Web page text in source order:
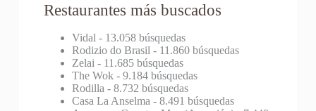
Restaurantes más buscados
Vidal - 13.058 búsquedas
Rodizio do Brasil - 11.860 búsquedas
Zelai - 11.685 búsquedas
The Wok- 9.184 búsquedas
Rodilla - 8.732 búsquedas
Casa La Anselma - 8.491 búsquedas